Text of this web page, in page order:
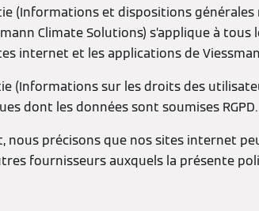
(Informations et dispositions
Climate Solutions) s’applique à
internet et les applications de
(Informations sur les droits des
dont les données sont soumises RGPD.
nous précisons que nos sites internet
fournisseurs auxquels la présente